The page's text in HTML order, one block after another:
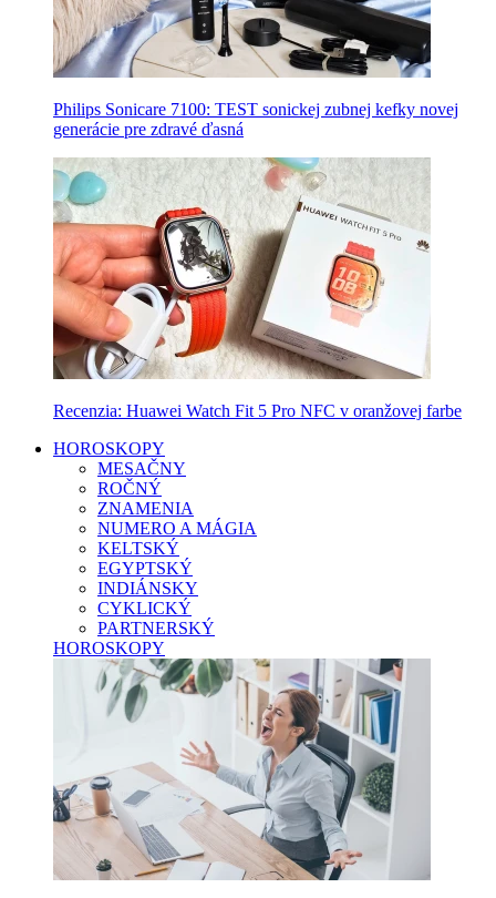
Philips Sonicare 7100: TEST sonickej zubnej kefky novej
generácie pre zdravé ďasná
Recenzia: Huawei Watch Fit 5 Pro NFC v oranžovej farbe
HOROSKOPY
MESAČNY
ROČNÝ
ZNAMENIA
NUMERO A MÁGIA
KELTSKÝ
EGYPTSKÝ
INDIÁNSKY
CYKLICKÝ
PARTNERSKÝ
HOROSKOPY